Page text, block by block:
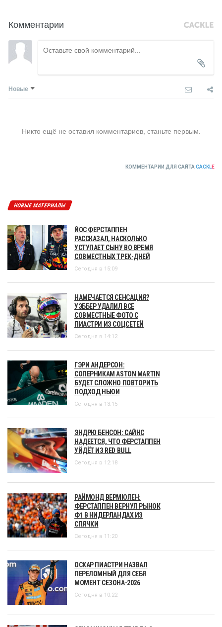
Комментарии
Новые
Никто ещё не оставил комментариев, станьте первым.
КОММЕНТАРИИ ДЛЯ САЙТА CACKLE
НОВЫЕ МАТЕРИАЛЫ
ЙОС ФЕРСТАППЕН
РАССКАЗАЛ, НАСКОЛЬКО
УСТУПАЕТ СЫНУ ВО ВРЕМЯ
СОВМЕСТНЫХ ТРЕК-ДНЕЙ
Сегодня в 15:09
НАМЕЧАЕТСЯ СЕНСАЦИЯ?
УЭББЕР УДАЛИЛ ВСЕ
СОВМЕСТНЫЕ ФОТО С
ПИАСТРИ ИЗ СОЦСЕТЕЙ
Сегодня в 14:12
ГЭРИ АНДЕРСОН:
СОПЕРНИКАМ ASTON MARTIN
БУДЕТ СЛОЖНО ПОВТОРИТЬ
ПОДХОД НЬЮИ
Сегодня в 13:15
ЭНДРЮ БЕНСОН: САЙНС
НАДЕЕТСЯ, ЧТО ФЕРСТАППЕН
УЙДЁТ ИЗ RED BULL
Сегодня в 12:18
РАЙМОНД ВЕРМЮЛЕН:
ФЕРСТАППЕН ВЕРНУЛ РЫНОК
Ф1 В НИДЕРЛАНДАХ ИЗ
СПЯЧКИ
Сегодня в 11:20
ОСКАР ПИАСТРИ НАЗВАЛ
ПЕРЕЛОМНЫЙ ДЛЯ СЕБЯ
МОМЕНТ СЕЗОНА-2026
Сегодня в 10:22